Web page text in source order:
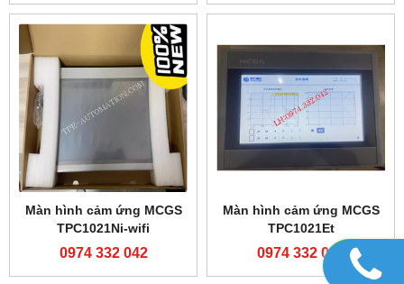
Màn hình cảm ứng MCGS
TPC1021Ni-wifi
0974 332 042
Màn hình cảm ứng MCGS
TPC1021Et
0974 332 042